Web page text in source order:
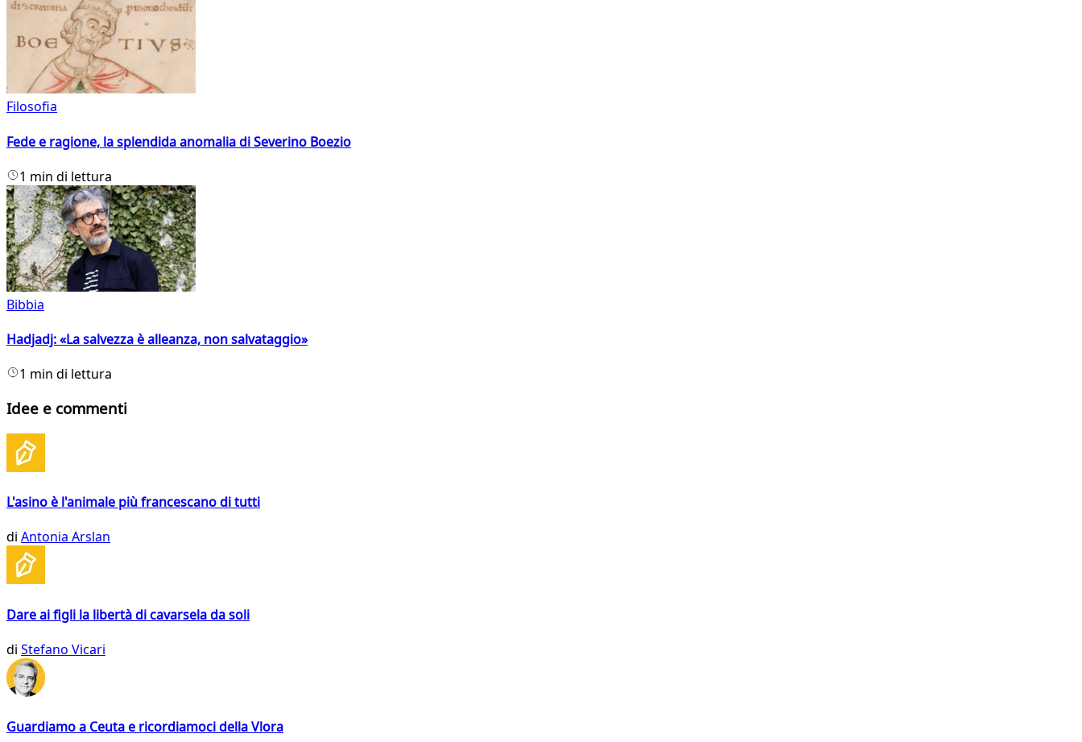
Filosofia
Fede e ragione, la splendida anomalia di Severino Boezio
1 min di lettura
Bibbia
Hadjadj: «La salvezza è alleanza, non salvataggio»
1 min di lettura
Idee e commenti
L'asino è l'animale più francescano di tutti
di Antonia Arslan
Dare ai figli la libertà di cavarsela da soli
di Stefano Vicari
Guardiamo a Ceuta e ricordiamoci della Vlora